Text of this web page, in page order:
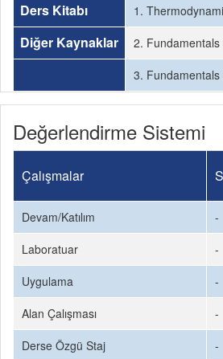
Ders Kitabı 1.
Diğer Kaynaklar
2.
3.
Değerlendirme Sistemi
Çalışmalar
Devam/Katılım -
Laboratuar
-
Uygulama
-
Alan Çalışması
-
Derse Özgü Staj
-